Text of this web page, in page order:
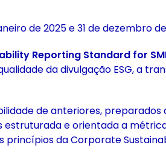
de 2025 e 31 de dezembro
Reporting Standard for
da divulgação ESG, a
de anteriores,
e orientada a
da Corporate